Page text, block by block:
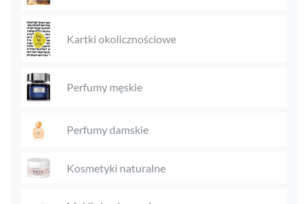
Kartki okolicznościowe
Perfumy męskie
Perfumy damskie
Kosmetyki naturalne